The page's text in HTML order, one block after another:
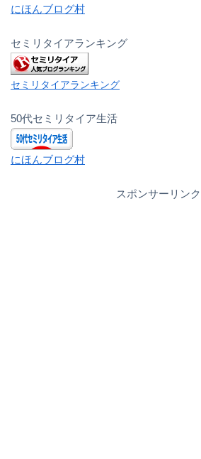
にほんブログ村
セミリタイアランキング
セミリタイアランキング
50代セミリタイア生活
にほんブログ村
スポンサーリンク